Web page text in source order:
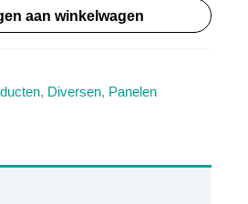
aan winkelwagen
, Diversen, Panelen